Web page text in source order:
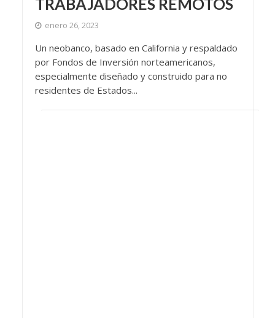
TRABAJADORES REMOTOS
enero 26, 2023
Un neobanco, basado en California y respaldado
por Fondos de Inversión norteamericanos,
especialmente diseñado y construido para no
residentes de Estados...